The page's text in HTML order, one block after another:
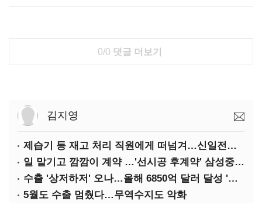
0/0 댓글 더보기
김지영
제습기 등 재고 처리 직원에게 떠넘겨…신일전자 '과징금 처벌'
일 맡기고 깜깜이 계약 …'선시공 후계약' 삼성중공업 덜미
수출 '상저하저' 오나…올해 6850억 달러 달성 '빨간불'
5월도 수출 멈췄다…무역수지도 악화